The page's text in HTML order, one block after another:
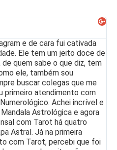
e de cara fui cativada
Ele tem um jeito doce de
quem sabe o que diz, tem
ele, também sou
buscar colegas que me
primeiro atendimento com
Achei incrível e
Astrológica e agora
com Tarot há quatro
Astral. Já na primeira
com Tarot, percebi que foi